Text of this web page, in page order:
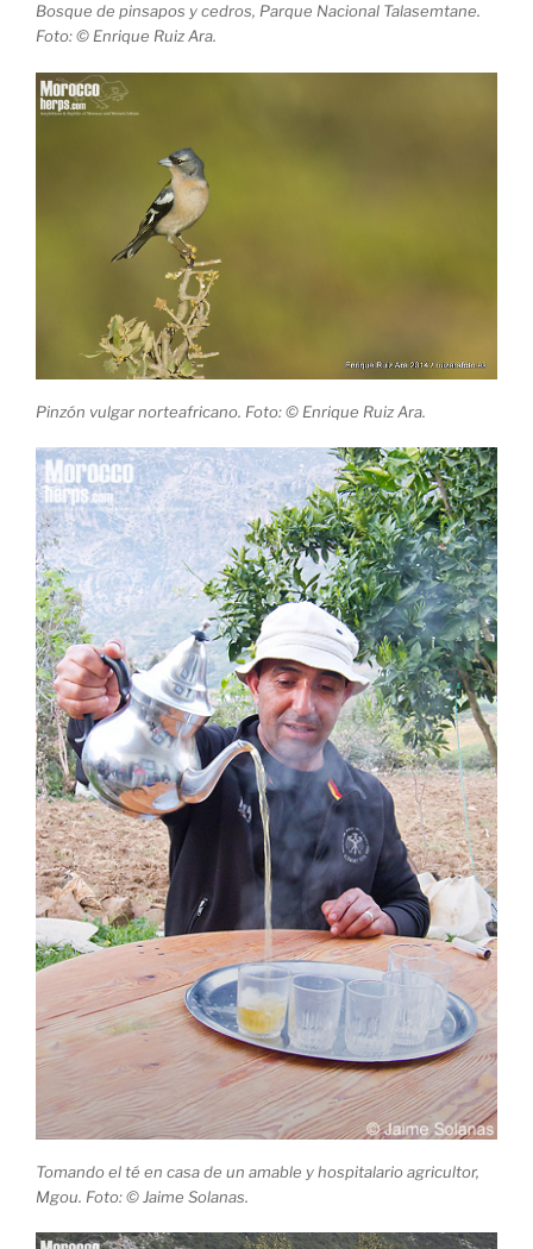
Bosque de pinsapos y cedros, Parque Nacional Talasemtane.
Foto: © Enrique Ruiz Ara.
Pinzón vulgar norteafricano. Foto: © Enrique Ruiz Ara.
Tomando el té en casa de un amable y hospitalario agricultor,
Mgou. Foto: © Jaime Solanas.